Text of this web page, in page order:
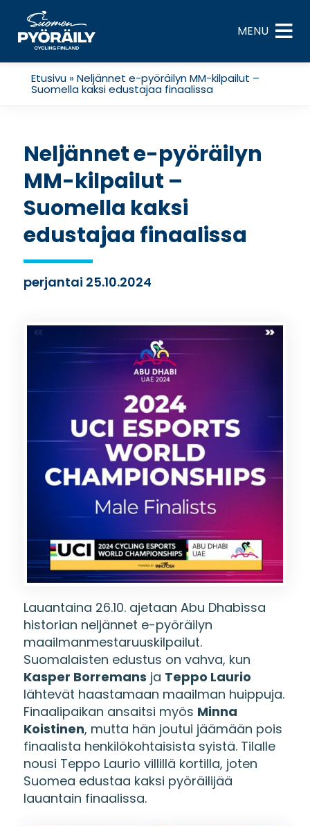
content
MENU
Etusivu»Neljännet e-pyöräilyn MM-kilpailut –
Suomella kaksi edustajaa finaalissa
Neljännet e-pyöräilyn
MM-kilpailut –
Suomella kaksi
edustajaa finaalissa
perjantai 25.10.2024
Lauantaina 26.10. ajetaan Abu Dhabissa
historian neljännet e-pyöräilyn
maailmanmestaruuskilpailut.
Suomalaisten edustus on vahva, kun
Kasper Borremans ja Teppo Laurio
lähtevät haastamaan maailman huippuja.
Finaalipaikan ansaitsi myös Minna
Koistinen, mutta hän joutui jäämään pois
finaalista henkilökohtaisista syistä. Tilalle
nousi Teppo Laurio villillä kortilla, joten
Suomea edustaa kaksi pyöräilijää
lauantain finaalissa.